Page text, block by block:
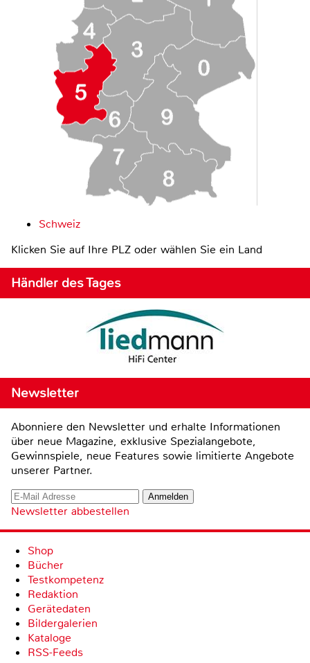
Schweiz
Klicken Sie auf Ihre PLZ oder wählen Sie ein Land
Händler des Tages
Newsletter
Abonniere den Newsletter und erhalte Informationen
über neue Magazine, exklusive Spezialangebote,
Gewinnspiele, neue Features sowie limitierte Angebote
unserer Partner.
Newsletter abbestellen
Shop
Bücher
Testkompetenz
Redaktion
Gerätedaten
Bildergalerien
Kataloge
RSS-Feeds